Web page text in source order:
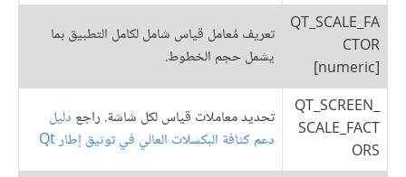
QT_SCALE_FA
CTOR
[numeric]
تعريف مُعامل قياس شامل لكامل التطبيق بما
يشمل حجم الخطوط.
QT_SCREEN_
SCALE_FACT
ORS
تحديد معاملات قياس لكل شاشة. راجع دليل
دعم كثافة البكسلات العالي في توثيق إطار Qt